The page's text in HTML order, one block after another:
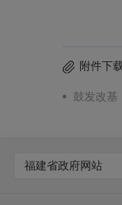
附件下
鼓发改基
福建省政府网站